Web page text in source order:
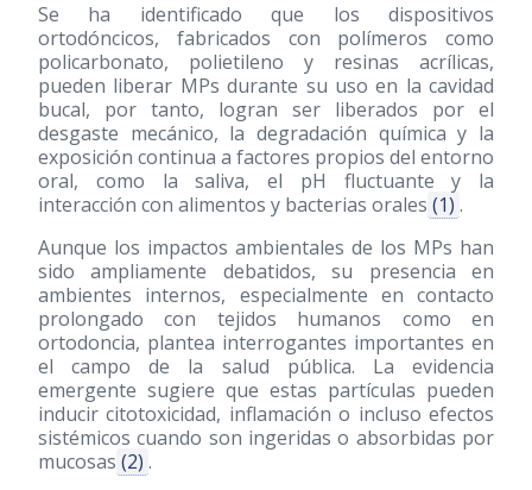
Se ha identificado que los dispositivos
ortodóncicos, fabricados con polímeros como
policarbonato, polietileno y resinas acrílicas,
pueden liberar MPs durante su uso en la cavidad
bucal, por tanto, logran ser liberados por el
desgaste mecánico, la degradación química y la
exposición continua a factores propios del entorno
oral, como la saliva, el pH fluctuante y la
interacción con alimentos y bacterias orales (1) .
Aunque los impactos ambientales de los MPs han
sido ampliamente debatidos, su presencia en
ambientes internos, especialmente en contacto
prolongado con tejidos humanos como en
ortodoncia, plantea interrogantes importantes en
el campo de la salud pública. La evidencia
emergente sugiere que estas partículas pueden
inducir citotoxicidad, inflamación o incluso efectos
sistémicos cuando son ingeridas o absorbidas por
mucosas (2) .